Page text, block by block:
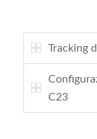
Tracking
C23